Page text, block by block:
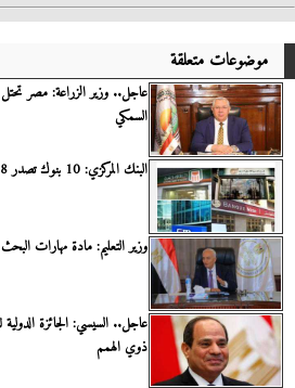
موضوعات متعلقة
عاجل.. وزير الزراعة: مصر تحتل
السمكي
البنك المركزي: 10 بنوك تصدر 3.8 مليون بطاقة ائتمانية في 6 أشهر
وزير التعليم: مادة مهارات
عاجل.. السيسي: الجائزة
ذوي الهمم